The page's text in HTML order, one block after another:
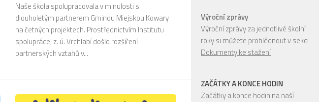
Naše škola spolupracovala v minulosti s
dlouholetým partnerem Gminou Miejskou Kowary
na četných projektech. Prostřednictvím Institutu
spolupráce, z. ú. Vrchlabí došlo rozšíření
partnerských vztahů v...
Výroční zprávy
Výroční zprávy za jednotlivé školní
roky si můžete prohlédnout v sekci
Dokumenty ke stažení
ZAČÁTKY A KONCE HODIN
Začátky a konce hodin na naší